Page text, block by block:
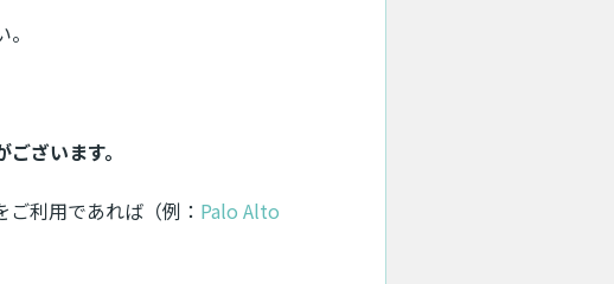
ざいます。
利用であれば（例： Palo Alto